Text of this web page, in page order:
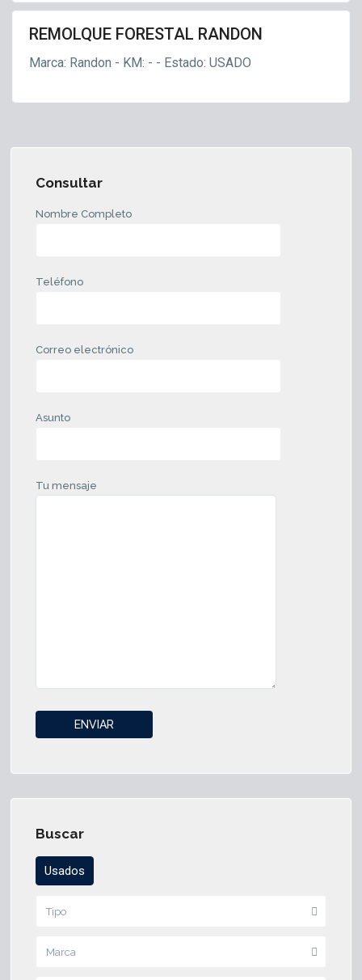
REMOLQUE FORESTAL RANDON
Marca: Randon - KM: - - Estado: USADO
Consultar
Nombre Completo
Teléfono
Correo electrónico
Asunto
Tu mensaje
Buscar
Usados
Tipo
Marca